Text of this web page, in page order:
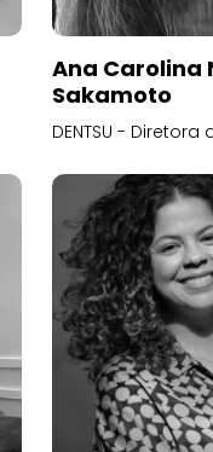
Ana Carolina
Sakamoto
DENTSU -